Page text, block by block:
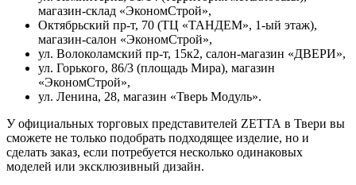
магазин-склад «ЭкономСтрой»,
Октябрьский пр-т, 70 (ТЦ «ТАНДЕМ», 1-ый этаж),
магазин-салон «ЭкономСтрой»,
ул. Волоколамский пр-т, 15к2, салон-магазин «ДВЕРИ»,
ул. Горького, 86/3 (площадь Мира), магазин
«ЭкономСтрой»,
ул. Ленина, 28, магазин «Тверь Модуль».
У официальных торговых представителей ZЕТТА в Твери вы
сможете не только подобрать подходящее изделие, но и
сделать заказ, если потребуется несколько одинаковых
моделей или эксклюзивный дизайн.